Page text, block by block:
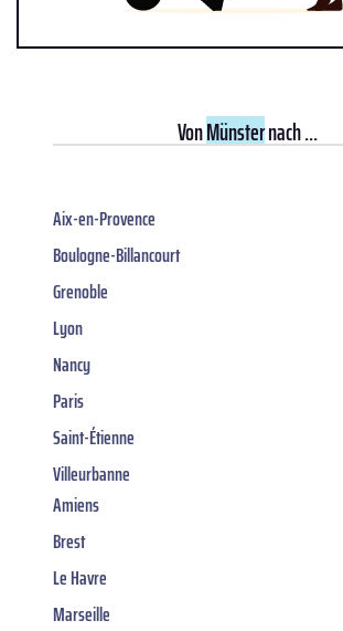
VonMünsternach ...
Aix-en-Provence
Boulogne-Billancourt
Grenoble
Lyon
Nancy
Paris
Saint-Étienne
Villeurbanne
Amiens
Brest
Le Havre
Marseille